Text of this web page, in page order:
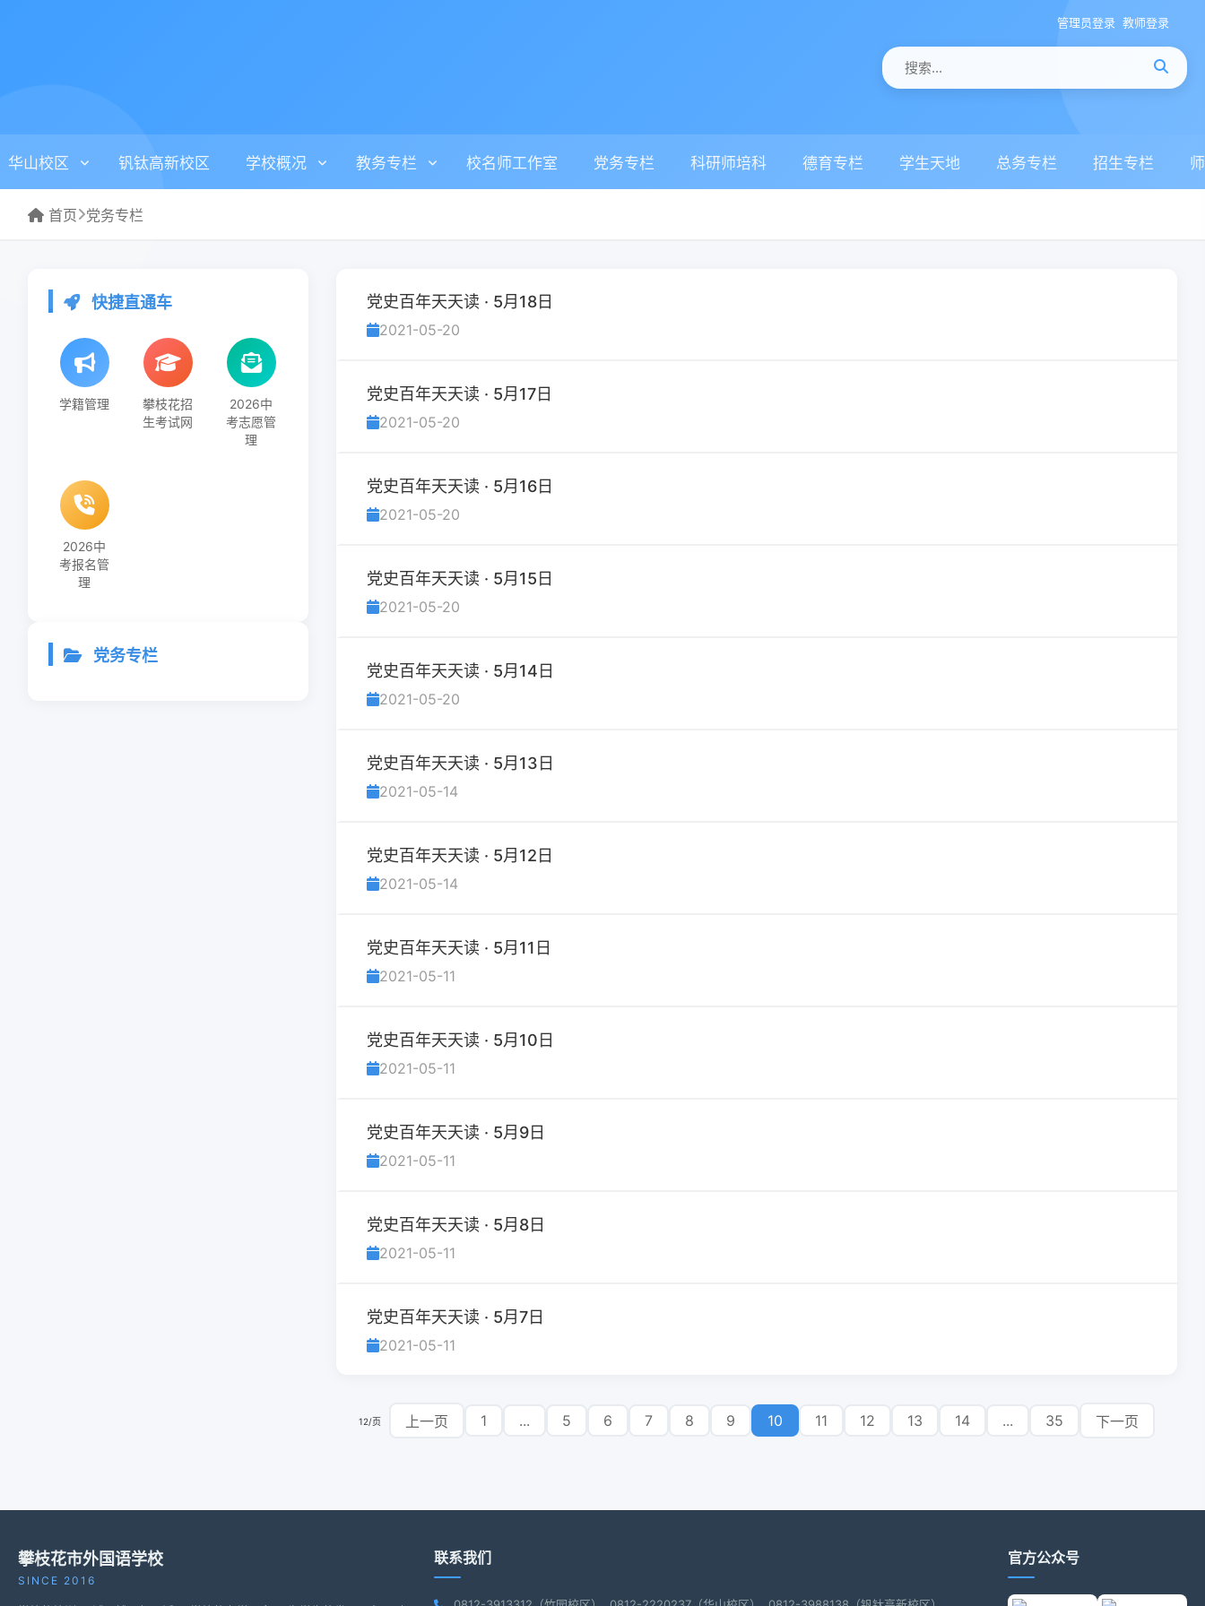
管理员登录 教师登录
华山校区 钒钛高新校区 学校概况 教务专栏 校名师工作室 党务专栏 科研师培科 德育专栏 学生天地 总务专栏 招生专栏
首页 党务专栏
快捷直通车
学籍管理
攀枝花招
生考试网
2026中
考志愿管
理
2026中
考报名管
理
党务专栏
党史百年天天读 · 5月18日
2021-05-20
党史百年天天读 · 5月17日
2021-05-20
党史百年天天读 · 5月16日
2021-05-20
党史百年天天读 · 5月15日
2021-05-20
党史百年天天读 · 5月14日
2021-05-20
党史百年天天读 · 5月13日
2021-05-14
党史百年天天读 · 5月12日
2021-05-14
党史百年天天读 · 5月11日
2021-05-11
党史百年天天读 · 5月10日
2021-05-11
党史百年天天读 · 5月9日
2021-05-11
党史百年天天读 · 5月8日
2021-05-11
党史百年天天读 · 5月7日
2021-05-11
12/页 上一页 1 ... 5 6 7 8 9 10 11 12 13 14 ... 35 下一页
攀枝花市外国语学校
SINCE 2016
联系我们 官方公众号